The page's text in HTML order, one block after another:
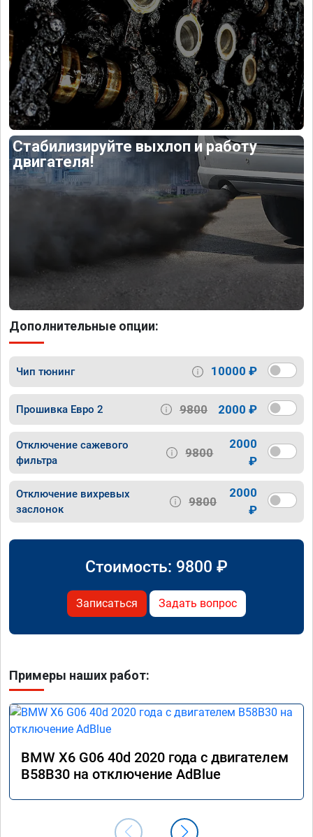
Стабилизируйте выхлоп и работу
двигателя!
Дополнительные опции:
Чип тюнинг 10000 ₽
Прошивка Евро 2 9800 2000 ₽
Отключение сажевого
фильтра
9800
2000
₽
Отключение вихревых
заслонок
9800
2000
₽
Стоимость: 9800 ₽
Записаться Задать вопрос
Примеры наших работ:
BMW X6 G06 40d 2020 года с двигателем
B58B30 на отключение AdBlue